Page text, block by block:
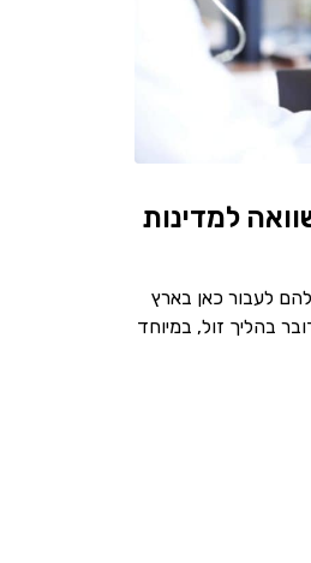
למדינות
לעבור כאן בארץ
בהליך זול, במיוחד